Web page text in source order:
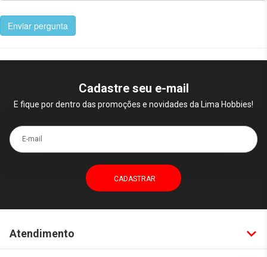
Enviar pergunta
Cadastre seu e-mail
E fique por dentro das promoções e novidades da Lima Hobbies!
E-mail
Atendimento